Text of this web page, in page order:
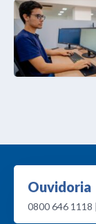
Ouvidoria
0800 646 1118